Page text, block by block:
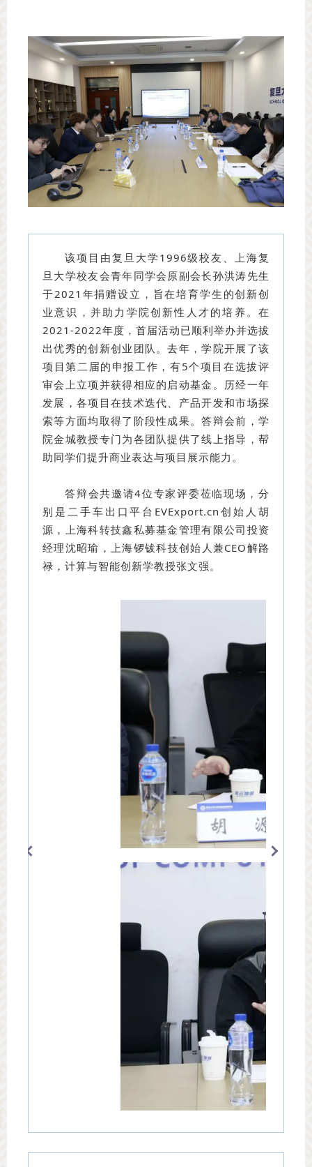
该项目由复旦大学1996级校友、上海复
旦大学校友会青年同学会原副会长孙洪涛先生
于2021年捐赠设立，旨在培育学生的创新创
业意识，并助力学院创新性人才的培养。在
2021-2022年度，首届活动已顺利举办并选拔
出优秀的创新创业团队。去年，学院开展了该
项目第二届的申报工作，有5个项目在选拔评
审会上立项并获得相应的启动基金。历经一年
发展，各项目在技术迭代、产品开发和市场探
索等方面均取得了阶段性成果。答辩会前，学
院金城教授专门为各团队提供了线上指导，帮
助同学们提升商业表达与项目展示能力。
答辩会共邀请4位专家评委莅临现场，分
别是二手车出口平台EVExport.cn创始人胡
源，上海科转技鑫私募基金管理有限公司投资
经理沈昭瑜，上海锣钹科技创始人兼CEO解路
禄，计算与智能创新学教授张文强。